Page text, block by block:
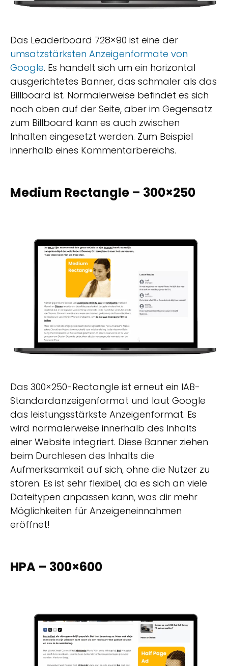
Das Leaderboard 728×90 ist eine der
umsatzstärksten Anzeigenformate von
Google. Es handelt sich um ein horizontal
ausgerichtetes Banner, das schmaler als das
Billboard ist. Normalerweise befindet es sich
noch oben auf der Seite, aber im Gegensatz
zum Billboard kann es auch zwischen
Inhalten eingesetzt werden. Zum Beispiel
innerhalb eines Kommentarbereichs.
Medium Rectangle – 300×250
Das 300×250-Rectangle ist erneut ein IAB-
Standardanzeigenformat und laut Google
das leistungsstärkste Anzeigenformat. Es
wird normalerweise innerhalb des Inhalts
einer Website integriert. Diese Banner ziehen
beim Durchlesen des Inhalts die
Aufmerksamkeit auf sich, ohne die Nutzer zu
stören. Es ist sehr flexibel, da es sich an viele
Dateitypen anpassen kann, was dir mehr
Möglichkeiten für Anzeigeneinnahmen
eröffnet!
HPA – 300×600